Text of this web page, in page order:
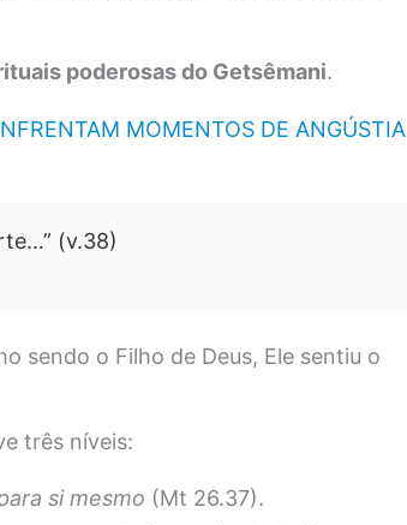
poderosas do Getsêmani.
MOMENTOS DE ANGÚSTIA
(v.38)
sendo o Filho de Deus, Ele sentiu o
três níveis:
si mesmo (Mt 26.37).